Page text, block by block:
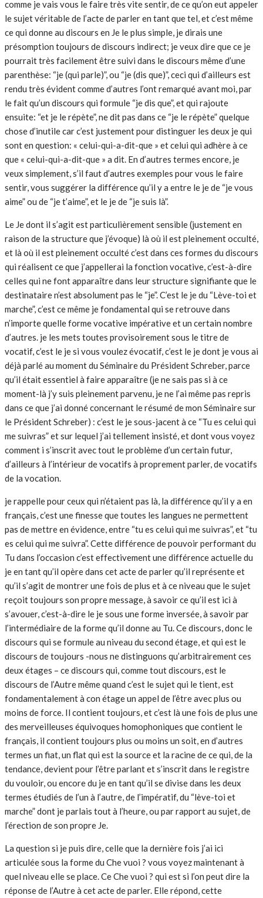
comme je vais vous le faire très vite sentir, de ce qu’on eut appeler
le sujet véritable de l’acte de parler en tant que tel, et c’est même
ce qui donne au discours en Je le plus simple, je dirais une
présomption toujours de discours indirect; je veux dire que ce je
pourrait très facilement être suivi dans le discours même d’une
parenthèse: “je (qui parle)”, ou “je (dis que)”, ceci qui d’ailleurs est
rendu très évident comme d’autres l’ont remarqué avant moi, par
le fait qu’un discours qui formule “je dis que”, et qui rajoute
ensuite: “et je le répète”, ne dit pas dans ce “je le répète” quelque
chose d’inutile car c’est justement pour distinguer les deux je qui
sont en question: « celui-qui-a-dit-que » et celui qui adhère à ce
que « celui-qui-a-dit-que » a dit. En d’autres termes encore, je
veux simplement, s’il faut d’autres exemples pour vous le faire
sentir, vous suggérer la différence qu’il y a entre le je de “je vous
aime” ou de “je t’aime”, et le je de “je suis là”.
Le Je dont il s’agit est particulièrement sensible (justement en
raison de la structure que j’évoque) là où il est pleinement occulté,
et là où il est pleinement occulté c’est dans ces formes du discours
qui réalisent ce que j’appellerai la fonction vocative, c’est-à-dire
celles qui ne font apparaître dans leur structure signifiante que le
destinataire n’est absolument pas le “je”. C’est le je du “Lève-toi et
marche”, c’est ce même je fondamental qui se retrouve dans
n’importe quelle forme vocative impérative et un certain nombre
d’autres. je les mets toutes provisoirement sous le titre de
vocatif, c’est le je si vous voulez évocatif, c’est le je dont je vous ai
déjà parlé au moment du Séminaire du Président Schreber, parce
qu’il était essentiel à faire apparaître (je ne sais pas si à ce
moment-là j’y suis pleinement parvenu, je ne l’ai même pas repris
dans ce que j’ai donné concernant le résumé de mon Séminaire sur
le Président Schreber) : c’est le je sous-jacent à ce “Tu es celui qui
me suivras” et sur lequel j’ai tellement insisté, et dont vous voyez
comment i s’inscrit avec tout le problème d’un certain futur,
d’ailleurs à l’intérieur de vocatifs à proprement parler, de vocatifs
de la vocation.
je rappelle pour ceux qui n’étaient pas là, la différence qu’il y a en
français, c’est une finesse que toutes les langues ne permettent
pas de mettre en évidence, entre “tu es celui qui me suivras”, et “tu
es celui qui me suivra”. Cette différence de pouvoir performant du
Tu dans l’occasion c’est effectivement une différence actuelle du
je en tant qu’il opère dans cet acte de parler qu’il représente et
qu’il s’agit de montrer une fois de plus et à ce niveau que le sujet
reçoit toujours son propre message, à savoir ce qu’il est ici à
s’avouer, c’est-à-dire le je sous une forme inversée, à savoir par
l’intermédiaire de la forme qu’il donne au Tu. Ce discours, donc le
discours qui se formule au niveau du second étage, et qui est le
discours de toujours -nous ne distinguons qu’arbitrairement ces
deux étages – ce discours qui, comme tout discours, est le
discours de l’Autre même quand c’est le sujet qui le tient, est
fondamentalement à con étage un appel de l’être avec plus ou
moins de force. Il contient toujours, et c’est là une fois de plus une
des merveilleuses équivoques homophoniques que contient le
français, il contient toujours plus ou moins un soit, en d’autres
termes un fiat, un flat qui est la source et la racine de ce qui, de la
tendance, devient pour l’être parlant et s’inscrit dans le registre
du vouloir, ou encore du je en tant qu’il se divise dans les deux
termes étudiés de l’un à l’autre, de l’impératif, du “lève-toi et
marche” dont je parlais tout à l’heure, ou par rapport au sujet, de
l’érection de son propre Je.
La question si je puis dire, celle que la dernière fois j’ai ici
articulée sous la forme du Che vuoi ? vous voyez maintenant à
quel niveau elle se place. Ce Che vuoi ? qui est si l’on peut dire la
réponse de l’Autre à cet acte de parler. Elle répond, cette